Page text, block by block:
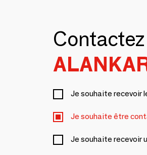
Je souhaite recevoir
Je souhaite être
Je souhaite recevoir